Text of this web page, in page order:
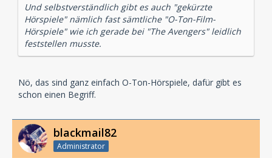
Und selbstverständlich gibt es auch "gekürzte
Hörspiele" nämlich fast sämtliche "O-Ton-Film-
Hörspiele" wie ich gerade bei "The Avengers" leidlich
feststellen musste.
Nö, das sind ganz einfach O-Ton-Hörspiele, dafür gibt es
schon einen Begriff.
blackmail82
Administrator